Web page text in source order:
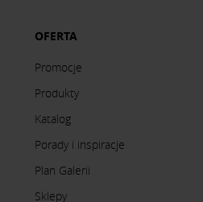
OFERTA
Promocje
Produkty
Katalog
Porady i inspiracje
Plan Galerii
Sklepy